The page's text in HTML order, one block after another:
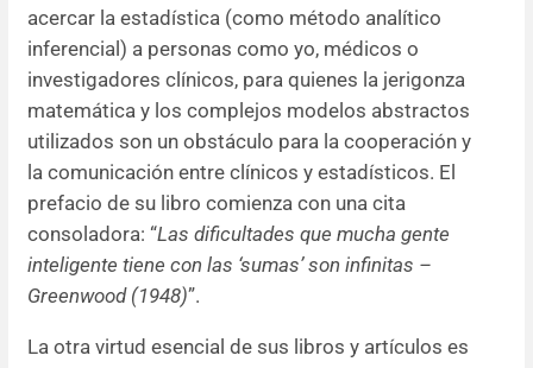
acercar la estadística (como método analítico
inferencial) a personas como yo, médicos o
investigadores clínicos, para quienes la jerigonza
matemática y los complejos modelos abstractos
utilizados son un obstáculo para la cooperación y
la comunicación entre clínicos y estadísticos. El
prefacio de su libro comienza con una cita
consoladora: “Las dificultades que mucha gente
inteligente tiene con las ‘sumas’ son infinitas –
Greenwood (1948)”.
La otra virtud esencial de sus libros y artículos es